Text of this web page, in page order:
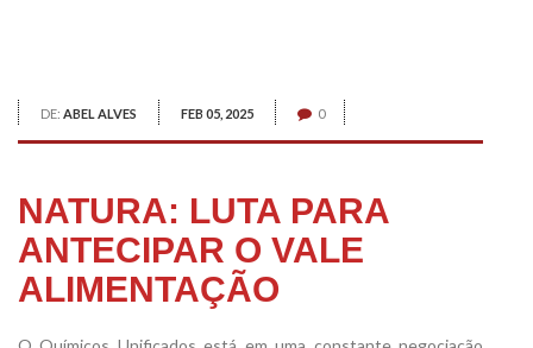
DE: ABEL ALVES FEB 05, 2025 0
NATURA: LUTA PARA
ANTECIPAR O VALE
ALIMENTAÇÃO